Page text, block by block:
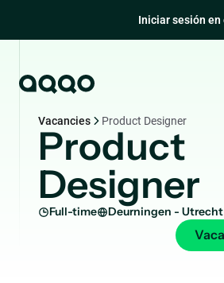
Iniciar sesión en
Vacancies Product Designer
Product
Designer
Full-time Deurningen - Utrecht